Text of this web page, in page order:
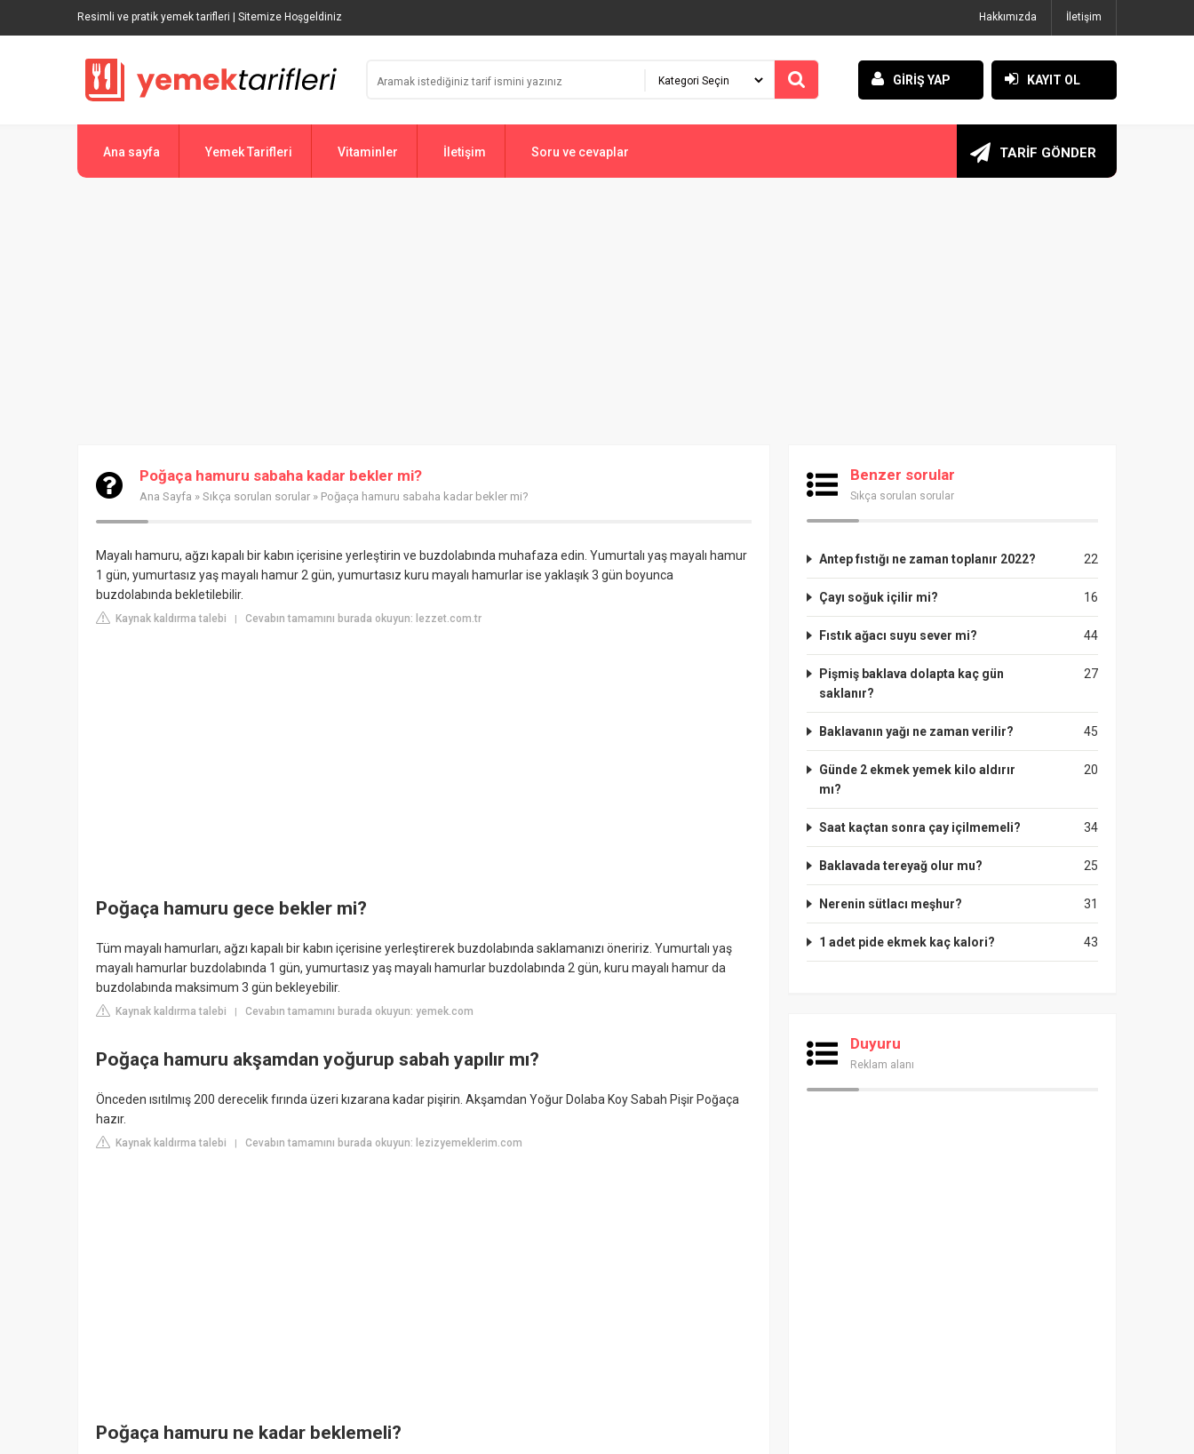
Resimli ve pratik yemek tarifleri | Sitemize Hoşgeldiniz Hakkımızda İletişim
GİRİŞ YAP KAYIT OL
Ana sayfa Yemek Tarifleri Vitaminler İletişim Soru ve cevaplar TARİF GÖNDER
Poğaça hamuru sabaha kadar bekler mi?
Ana Sayfa » Sıkça sorulan sorular » Poğaça hamuru sabaha kadar bekler mi?
Mayalı hamuru, ağzı kapalı bir kabın içerisine yerleştirin ve buzdolabında muhafaza edin. Yumurtalı yaş mayalı hamur
1 gün, yumurtasız yaş mayalı hamur 2 gün, yumurtasız kuru mayalı hamurlar ise yaklaşık 3 gün boyunca
buzdolabında bekletilebilir.
Kaynak kaldırma talebi | Cevabın tamamını burada okuyun: lezzet.com.tr
Poğaça hamuru gece bekler mi?
Tüm mayalı hamurları, ağzı kapalı bir kabın içerisine yerleştirerek buzdolabında saklamanızı öneririz. Yumurtalı yaş
mayalı hamurlar buzdolabında 1 gün, yumurtasız yaş mayalı hamurlar buzdolabında 2 gün, kuru mayalı hamur da
buzdolabında maksimum 3 gün bekleyebilir.
Kaynak kaldırma talebi Cevabın tamamını burada okuyun: yemek.com
Poğaça hamuru akşamdan yoğurup sabah yapılır mı?
Önceden ısıtılmış 200 derecelik fırında üzeri kızarana kadar pişirin. Akşamdan Yoğur Dolaba Koy Sabah Pişir Poğaça
hazır.
Kaynak kaldırma talebi Cevabın tamamını burada okuyun: lezizyemeklerim.com
Poğaça hamuru ne kadar beklemeli?
Benzer sorular
Sıkça sorulan sorular
22
Antep fıstığı ne zaman toplanır 2022?
16
Çayı soğuk içilir mi?
44
Fıstık ağacı suyu sever mi?
27
Pişmiş baklava dolapta kaç gün
saklanır?
45
Baklavanın yağı ne zaman verilir?
20
Günde 2 ekmek yemek kilo aldırır
mı?
34
Saat kaçtan sonra çay içilmemeli?
25
Baklavada tereyağ olur mu?
31
Nerenin sütlacı meşhur?
43
1 adet pide ekmek kaç kalori?
Duyuru
Reklam alanı